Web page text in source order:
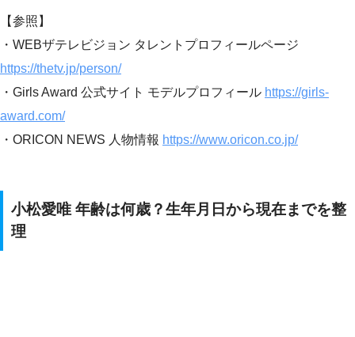
【参照】
・WEBザテレビジョン タレントプロフィールページ
https://thetv.jp/person/
・Girls Award 公式サイト モデルプロフィール https://girls-
award.com/
・ORICON NEWS 人物情報 https://www.oricon.co.jp/
小松愛唯 年齢は何歳？生年月日から現在までを整
理